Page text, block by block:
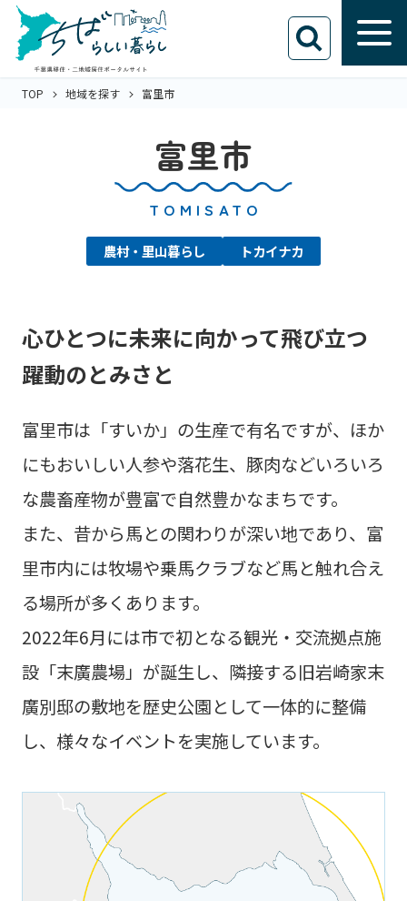
TOP 地域を探す 富里市
富里市
TOMISATO
農村・里山暮らし トカイナカ
心ひとつに未来に向かって飛び立つ
躍動のとみさと
富里市は「すいか」の生産で有名ですが、ほか
にもおいしい人参や落花生、豚肉などいろいろ
な農畜産物が豊富で自然豊かなまちです。
また、昔から馬との関わりが深い地であり、富
里市内には牧場や乗馬クラブなど馬と触れ合え
る場所が多くあります。
2022年6月には市で初となる観光・交流拠点施
設「末廣農場」が誕生し、隣接する旧岩崎家末
廣別邸の敷地を歴史公園として一体的に整備
し、様々なイベントを実施しています。